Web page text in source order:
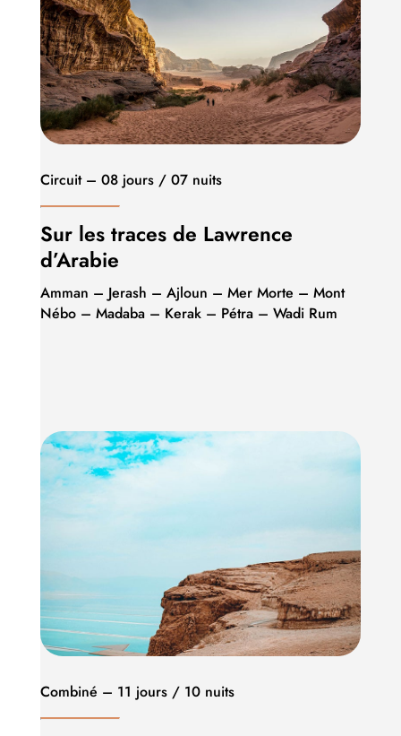
Circuit – 08 jours / 07 nuits
Sur les traces de Lawrence
d’Arabie
Amman – Jerash – Ajloun – Mer Morte – Mont
Nébo – Madaba – Kerak – Pétra – Wadi Rum
Combiné – 11 jours / 10 nuits